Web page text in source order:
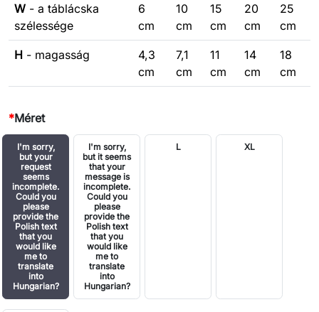
W - a táblácska
szélessége
6
cm
10
cm
15
cm
20
cm
25
cm
H - magasság
4,3
cm
7,1
cm
11
cm
14
cm
18
cm
*Méret
I'm sorry,
but your
request
seems
incomplete.
Could you
please
provide the
Polish text
that you
would like
me to
translate
into
Hungarian?
I'm sorry,
but it seems
that your
message is
incomplete.
Could you
please
provide the
Polish text
that you
would like
me to
translate
into
Hungarian?
L XL